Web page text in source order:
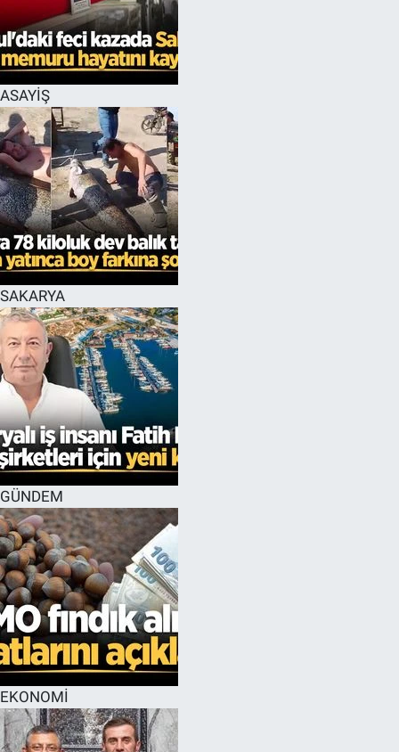
ASAYİŞ
SAKARYA
GÜNDEM
EKONOMİ
EĞİTİM
MAGAZİN
ÖZEL HABER
HALK54 PANORAMA